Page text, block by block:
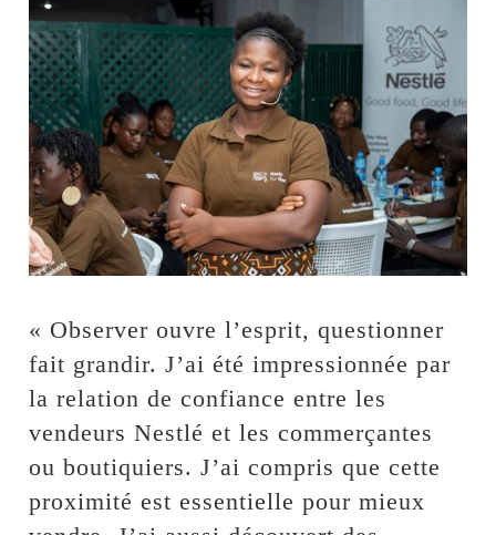
« Observer ouvre l’esprit, questionner
fait grandir. J’ai été impressionnée par
la relation de confiance entre les
vendeurs Nestlé et les commerçantes
ou boutiquiers. J’ai compris que cette
proximité est essentielle pour mieux